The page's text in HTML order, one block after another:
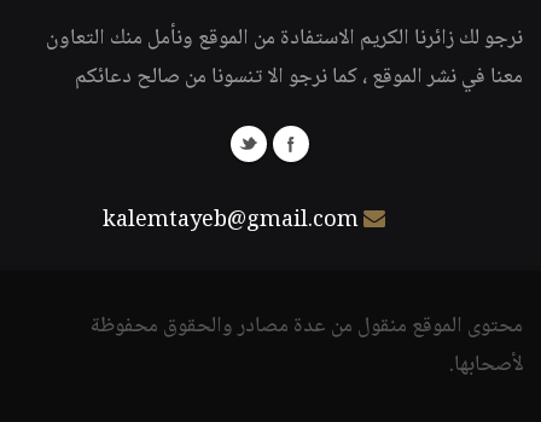
نرجو لك زائرنا الكريم الاستفادة من الموقع ونأمل منك التعاون
معنا في نشر الموقع ، كما نرجو الا تنسونا من صالح دعائكم
kalemtayeb@gmail.com
محتوى الموقع منقول من عدة مصادر والحقوق محفوظة
لأصحابها.